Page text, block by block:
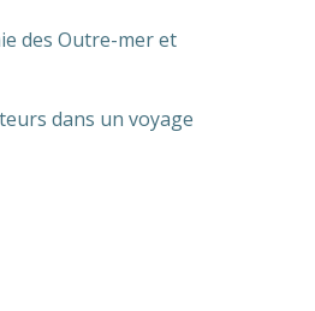
des Outre-mer et
dans un voyage